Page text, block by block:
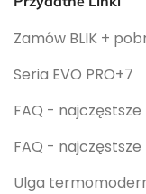
Zamów BLIK +
Seria EVO PRO+7
FAQ -
FAQ -
Ulga